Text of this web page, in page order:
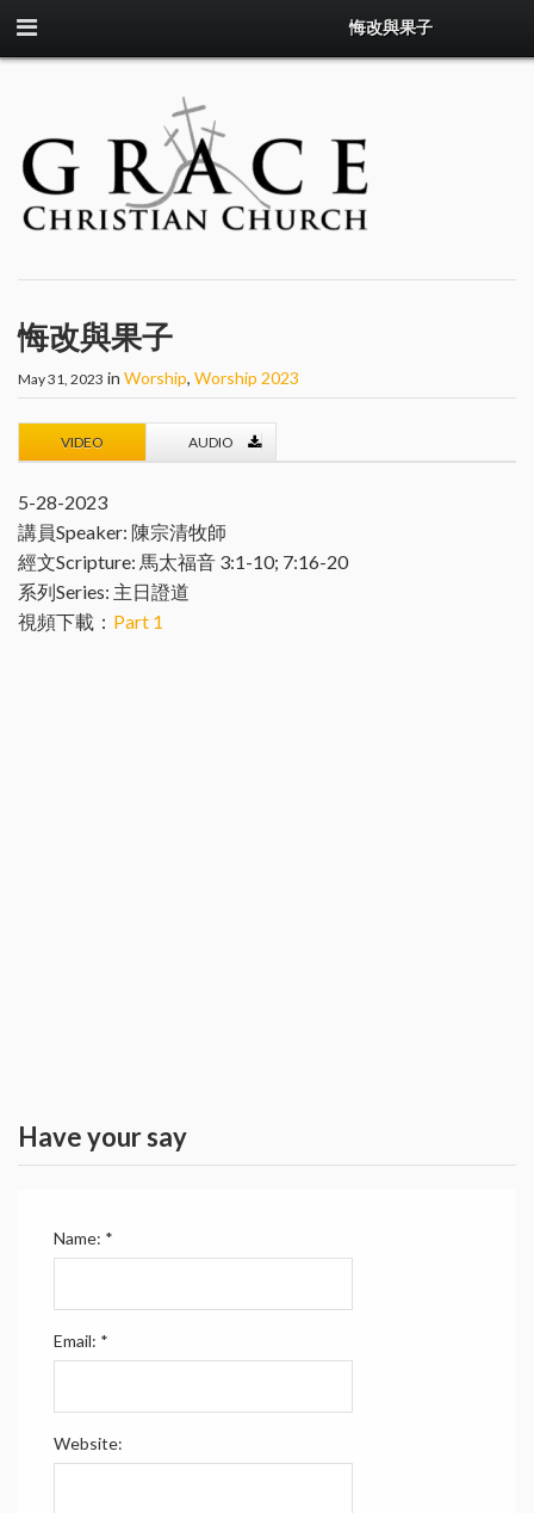
悔改與果子
悔改與果子
May 31, 2023 in Worship, Worship 2023
VIDEO AUDIO
5-28-2023
講員Speaker: 陳宗清牧師
經文Scripture: 馬太福音 3:1-10; 7:16-20
系列Series: 主日證道
視頻下載： Part 1
Have your say
Name: *
Email: *
Website: